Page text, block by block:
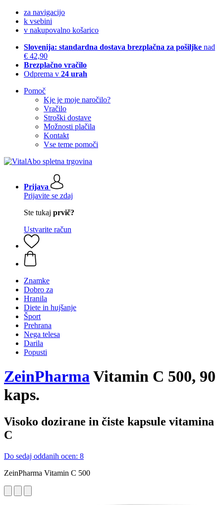
za navigacijo
k vsebini
v nakupovalno košarico
Slovenija: standardna dostava brezplačna za pošiljke nad
€ 42,90
Brezplačno vračilo
Odprema v 24 urah
Pomoč
Kje je moje naročilo?
Vračilo
Stroški dostave
Možnosti plačila
Kontakt
Vse teme pomoči
Prijava
Prijavite se zdaj
Ste tukaj prvič?
Ustvarite račun
Znamke
Dobro za
Hranila
Diete in hujšanje
Šport
Prehrana
Nega telesa
Darila
Popusti
ZeinPharmaVitamin C 500, 90
kaps.
Visoko dozirane in čiste kapsule vitamina
C
Do sedaj oddanih ocen: 8
ZeinPharma Vitamin C 500